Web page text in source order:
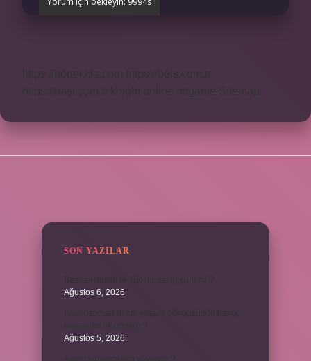
SON YAZILAR
Ağustos 6, 2026
Ağustos 5, 2026